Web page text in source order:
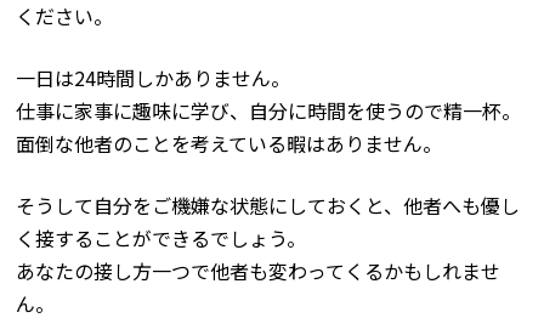
ください。
一日は24時間しかありません。
仕事に家事に趣味に学び、自分に時間を使うので精一杯。
面倒な他者のことを考えている暇はありません。
そうして自分をご機嫌な状態にしておくと、他者へも優し
く接することができるでしょう。
あなたの接し方一つで他者も変わってくるかもしれませ
ん。